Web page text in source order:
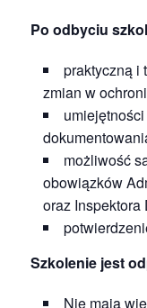
Po odbyciu
praktyczną i
zmian w
możliwość
obowiązków
oraz Inspektora
Szkolenie jest
Nie mają